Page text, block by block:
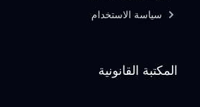
المكتبة القانونية
سياسة الاستخدام